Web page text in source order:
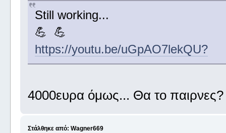
Still working...
💪 💪
https://youtu.be/uGpAO7lekQU?
4000ευρα όμως... Θα το παιρνες?
Στάλθηκε από: Wagner669